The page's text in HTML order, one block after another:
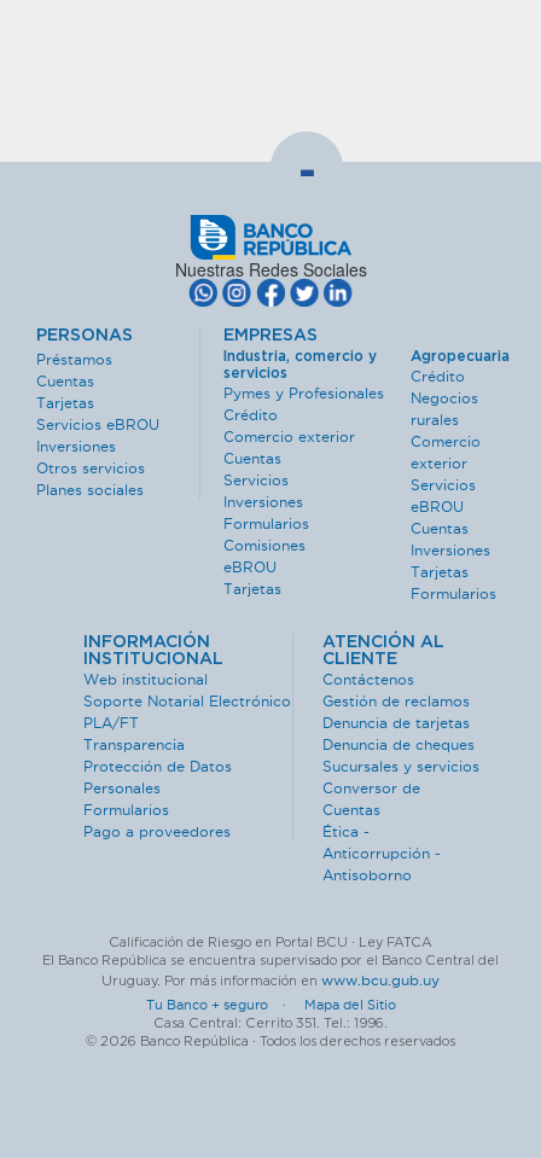
-
Nuestras Redes Sociales
PERSONAS
Préstamos
Cuentas
Tarjetas
Servicios eBROU
Inversiones
Otros servicios
Planes sociales
EMPRESAS
Industria, comercio y
servicios
Pymes y Profesionales
Crédito
Comercio exterior
Cuentas
Servicios
Inversiones
Formularios
Comisiones
eBROU
Tarjetas
Agropecuaria
Crédito
Negocios
rurales
Comercio
exterior
Servicios
eBROU
Cuentas
Inversiones
Tarjetas
Formularios
INFORMACIÓN
INSTITUCIONAL
Web institucional
Soporte Notarial Electrónico
PLA/FT
Transparencia
Protección de Datos
Personales
Formularios
Pago a proveedores
ATENCIÓN AL
CLIENTE
Contáctenos
Gestión de reclamos
Denuncia de tarjetas
Denuncia de cheques
Sucursales y servicios
Conversor de
Cuentas
Ética -
Anticorrupción -
Antisoborno
Calificación de Riesgo en Portal BCU · Ley FATCA
El Banco República se encuentra supervisado por el Banco Central del
Uruguay. Por más información en www.bcu.gub.uy
Tu Banco + seguro · Mapa del Sitio
Casa Central: Cerrito 351. Tel.: 1996.
© 2026 Banco República · Todos los derechos reservados